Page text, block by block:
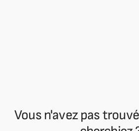
Vous n'avez pas